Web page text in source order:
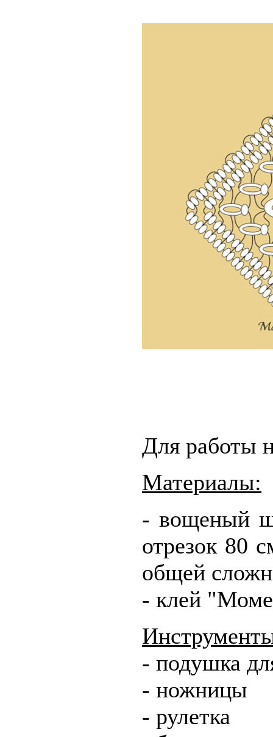
Для работы
Материалы:
- вощеный
отрезок 80
общей
- клей
- подушка
- ножницы
- рулетка